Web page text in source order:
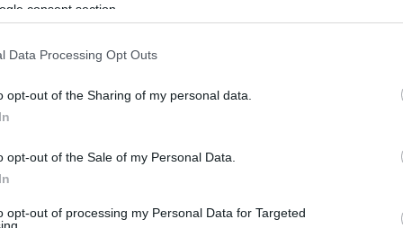
consent section.
Data Processing Opt Outs
opt-out of the Sharing of my personal data.
opt-out of the Sale of my Personal Data.
opt-out of processing my Personal Data for Targeted
θερμοκρασίες μεταξύ 35 και 38 βαθμών
39 βαθμοί Κελσίου, κυρίως στην ενδοχώρα.
υπόλοιπη χώρα, διευκρινίζει η Météo-